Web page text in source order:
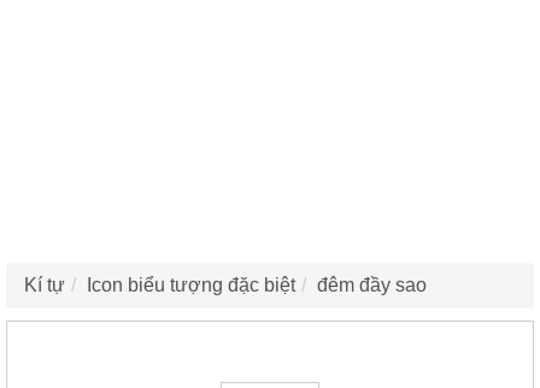
Kí tự Icon biểu tượng đặc biệt đêm đầy sao